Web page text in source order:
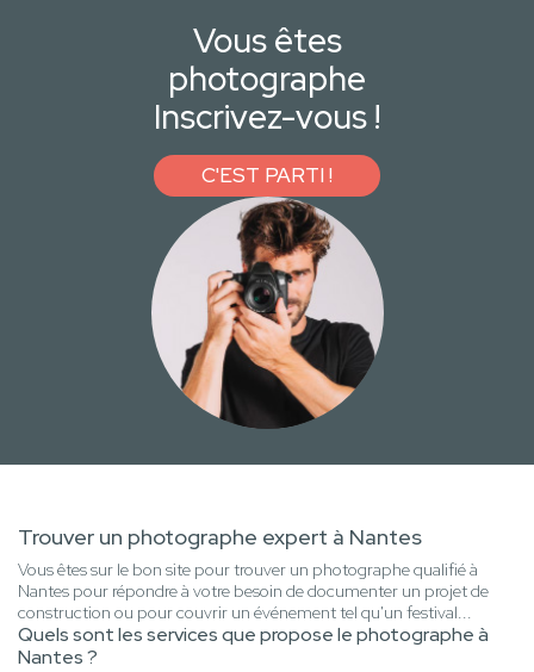
Vous êtes
photographe
Inscrivez-vous !
C'EST PARTI !
Trouver un photographe expert à Nantes
Vous êtes sur le bon site pour trouver un photographe qualifié à
Nantes pour répondre à votre besoin de documenter un projet de
construction ou pour couvrir un événement tel qu'un festival...
Quels sont les services que propose le photographe à
Nantes ?